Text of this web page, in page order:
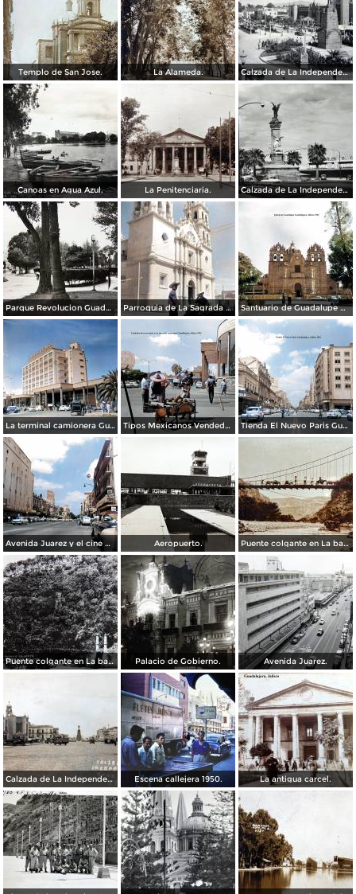
Templo de San Jose. La Alameda. Calzada de La Independencia y Mto. a Juarez Guadalajara, Jalisco. ( Circulada el 5 de Septiembre de 1929 ).
Canoas en Agua Azul. La Penitenciaria. Calzada de La Independencia Guadalajara, Jalisco.
Parque Revolucion Guadalajara, Jalisco. Parroquia de La Sagrada familia Guadalajara, Jalisco 1961. Santuario de Guadalupe Guadalajara, Jalisco 1961.
La terminal camionera Guadalajara, Jalisco 1961 Tipos Mexicanos Vendedor de cocos junto a La terminal camionera Guadalajara, Jalisco 1961 Tienda El Nuevo Paris Guadalajara, Jalisco 1961
Avenida Juarez y el cine Variedades Guadalajara, Jalisco 1961 Aeropuerto. Puente colgante en La barranca de Oblatos.
Puente colgante en La barranca de Oblatos. Palacio de Gobierno. Avenida Juarez.
Calzada de La Independencia Guadalajara, Jalisco. ( Circulada el 10 de Febrero de 1931 ). Escena callejera 1950. La antigua carcel.